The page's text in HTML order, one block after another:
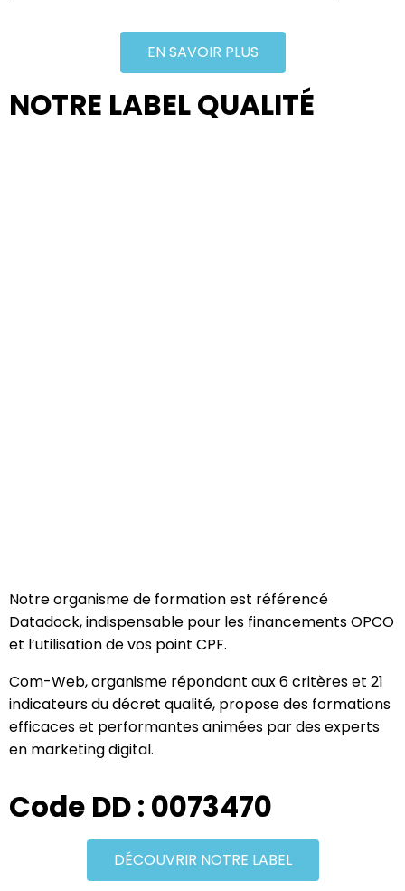
EN SAVOIR PLUS
NOTRE LABEL QUALITÉ
Notre organisme de formation est référencé
Datadock, indispensable pour les financements OPCO
et l’utilisation de vos point CPF.
Com-Web, organisme répondant aux 6 critères et 21
indicateurs du décret qualité, propose des formations
efficaces et performantes animées par des experts
en marketing digital.
Code DD : 0073470
DÉCOUVRIR NOTRE LABEL